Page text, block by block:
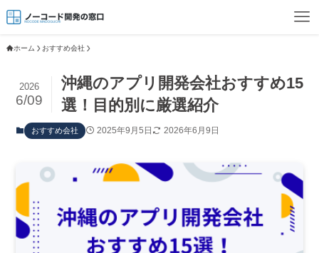
ホーム おすすめ会社
沖縄のアプリ開発会社おすすめ15
選！目的別に厳選紹介
2026
6/09
おすすめ会社 2025年9月5日 2026年6月9日